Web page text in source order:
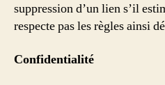
suppression d’un lien s’il
respecte pas les règles ainsi
Confidentialité